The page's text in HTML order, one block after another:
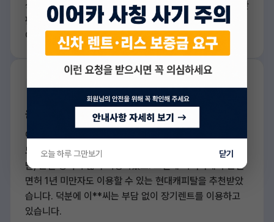
상으로 괜찮았던 한** 씨는 이어카를 통해 신한카드에서 간
편하게 승인을 받을 수 있었죠. 덕분에 원하는 차를 빠르게
이용하게 되어 큰 도움이 되었습니 다.
운전면허 취득 1년 미만
이**씨는 이제 막 21살이 된 대학생 으로, 면허를 딴 지 1년
도 되지 않았 습니다. 학교와 집이 멀어서 차가 꼭 필요했지
만, 운전 경력이 짧아 걱정이었죠. 그런데 이어카에서 운전
면허 1년 미만자도 이용할 수 있는 현대캐피탈을 추천받았
습니다. 덕분에 이**씨는 부담 없이 장기렌트를 이용하고
있습니다.
오늘 하루 그만보기 닫기